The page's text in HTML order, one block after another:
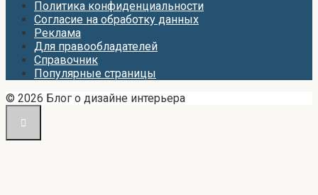
Политика конфиденциальности
Согласие на обработку данных
Реклама
Для правообладателей
Справочник
Популярные страницы
© 2026 Блог о дизайне интерьера